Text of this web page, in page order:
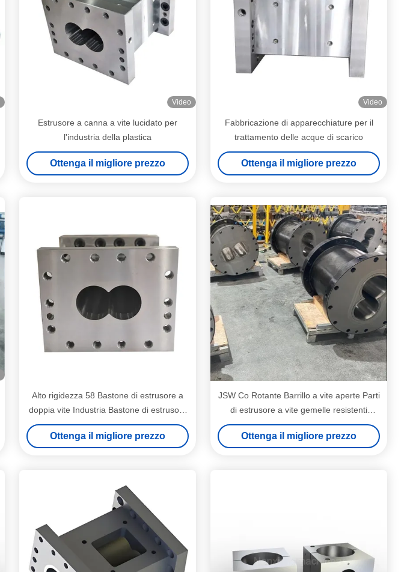
Video
Estrusore a canna a vite lucidato per
l'industria della plastica
Ottenga il migliore prezzo
Video
Fabbricazione di apparecchiature per il
trattamento delle acque di scarico
Ottenga il migliore prezzo
Alto rigidezza 58 Bastone di estrusore a
doppia vite Industria Bastone di estrusore
Bastone a vite
Ottenga il migliore prezzo
JSW Co Rotante Barrillo a vite aperte Parti
di estrusore a vite gemelle resistenti
all'usura Per prodotti di EPI
Ottenga il migliore prezzo